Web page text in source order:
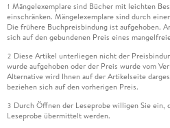
1 Mängelexemplare sind Bücher mit leichten
einschränken. Mängelexemplare sind durch
Die frühere Buchpreisbindung ist aufgehoben.
sich auf den gebundenen Preis eines
2 Diese Artikel unterliegen nicht der
wurde aufgehoben oder der Preis wurde vom
Alternative wird Ihnen auf der Artikelseite
beziehen sich auf den vorherigen Preis.
3 Durch Öffnen der Leseprobe willigen Sie ein,
Leseprobe übermittelt werden.